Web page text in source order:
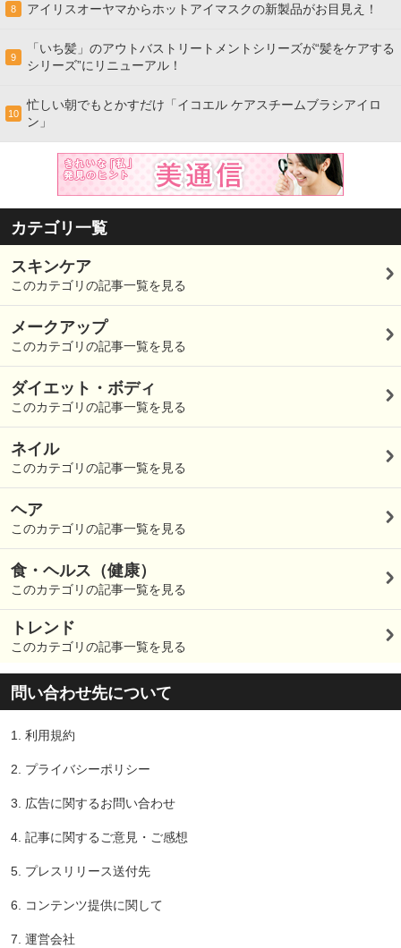
8 アイリスオーヤマからホットアイマスクの新製品がお目見え！
9
「いち髪」のアウトバストリートメントシリーズが“髪をケアする
シリーズ”にリニューアル！
10
忙しい朝でもとかすだけ「イコエル ケアスチームブラシアイロ
ン」
カテゴリ一覧
スキンケア
このカテゴリの記事一覧を見る
メークアップ
このカテゴリの記事一覧を見る
ダイエット・ボディ
このカテゴリの記事一覧を見る
ネイル
このカテゴリの記事一覧を見る
ヘア
このカテゴリの記事一覧を見る
食・ヘルス（健康）
このカテゴリの記事一覧を見る
トレンド
このカテゴリの記事一覧を見る
問い合わせ先について
1. 利用規約
2. プライバシーポリシー
3. 広告に関するお問い合わせ
4. 記事に関するご意見・ご感想
5. プレスリリース送付先
6. コンテンツ提供に関して
7. 運営会社